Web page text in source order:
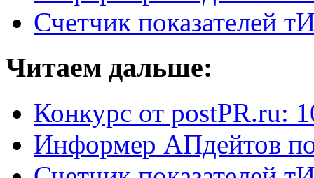
Счетчик показателей
Читаем дальше:
Конкурс от postPR.ru:
Информер АПдейтов